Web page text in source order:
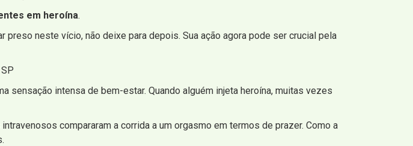
em heroína.
neste vício, não deixe para depois. Sua ação agora pode ser crucial pela
sensação intensa de bem-estar. Quando alguém injeta heroína, muitas vezes
compararam a corrida a um orgasmo em termos de prazer. Como a